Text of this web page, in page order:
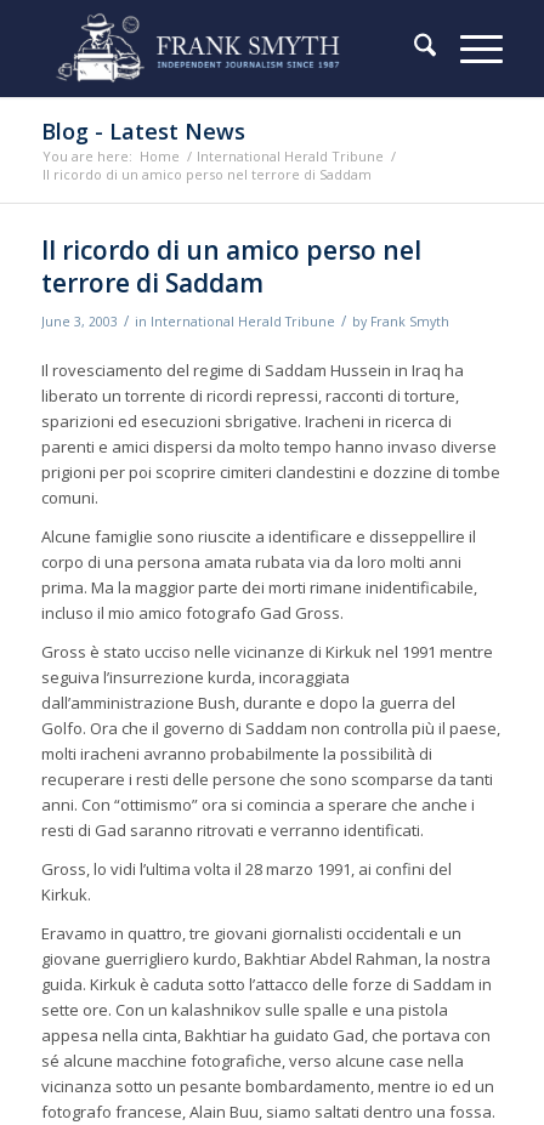
Blog - Latest News
You are here: Home / International Herald Tribune /
Il ricordo di un amico perso nel terrore di Saddam
Il ricordo di un amico perso nel
terrore di Saddam
June 3, 2003 / in International Herald Tribune / by Frank Smyth
Il rovesciamento del regime di Saddam Hussein in Iraq ha
liberato un torrente di ricordi repressi, racconti di torture,
sparizioni ed esecuzioni sbrigative. Iracheni in ricerca di
parenti e amici dispersi da molto tempo hanno invaso diverse
prigioni per poi scoprire cimiteri clandestini e dozzine di tombe
comuni.
Alcune famiglie sono riuscite a identificare e disseppellire il
corpo di una persona amata rubata via da loro molti anni
prima. Ma la maggior parte dei morti rimane inidentificabile,
incluso il mio amico fotografo Gad Gross.
Gross è stato ucciso nelle vicinanze di Kirkuk nel 1991 mentre
seguiva l’insurrezione kurda, incoraggiata
dall’amministrazione Bush, durante e dopo la guerra del
Golfo. Ora che il governo di Saddam non controlla più il paese,
molti iracheni avranno probabilmente la possibilità di
recuperare i resti delle persone che sono scomparse da tanti
anni. Con “ottimismo” ora si comincia a sperare che anche i
resti di Gad saranno ritrovati e verranno identificati.
Gross, lo vidi l’ultima volta il 28 marzo 1991, ai confini del
Kirkuk.
Eravamo in quattro, tre giovani giornalisti occidentali e un
giovane guerrigliero kurdo, Bakhtiar Abdel Rahman, la nostra
guida. Kirkuk è caduta sotto l’attacco delle forze di Saddam in
sette ore. Con un kalashnikov sulle spalle e una pistola
appesa nella cinta, Bakhtiar ha guidato Gad, che portava con
sé alcune macchine fotografiche, verso alcune case nella
vicinanza sotto un pesante bombardamento, mentre io ed un
fotografo francese, Alain Buu, siamo saltati dentro una fossa.